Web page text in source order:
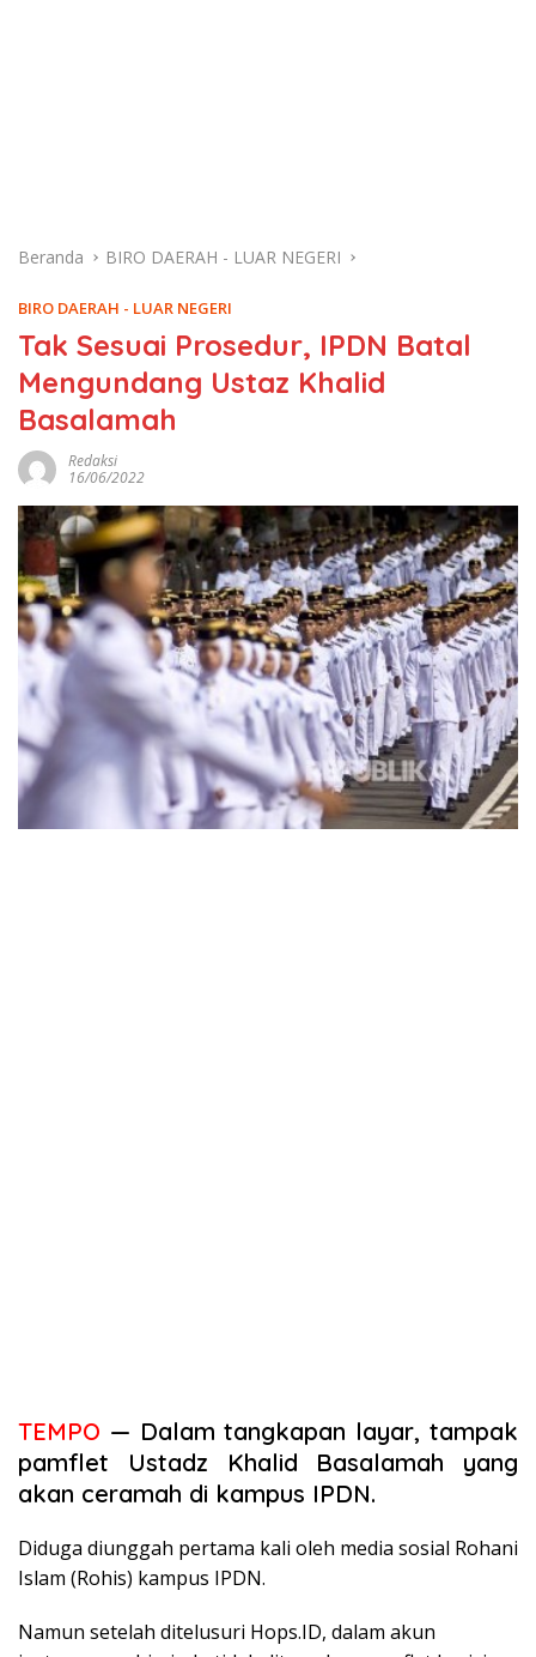
Beranda BIRO DAERAH - LUAR NEGERI
BIRO DAERAH - LUAR NEGERI
Tak Sesuai Prosedur, IPDN Batal
Mengundang Ustaz Khalid
Basalamah
Redaksi
16/06/2022
TEMPO — Dalam tangkapan layar, tampak
pamflet Ustadz Khalid Basalamah yang
akan ceramah di kampus IPDN.
Diduga diunggah pertama kali oleh media sosial Rohani
Islam (Rohis) kampus IPDN.
Namun setelah ditelusuri Hops.ID, dalam akun